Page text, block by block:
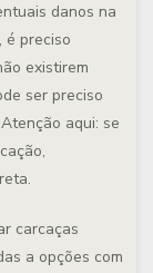
danos na
é preciso
existirem
ser preciso
aqui: se
carcaças
a opções com